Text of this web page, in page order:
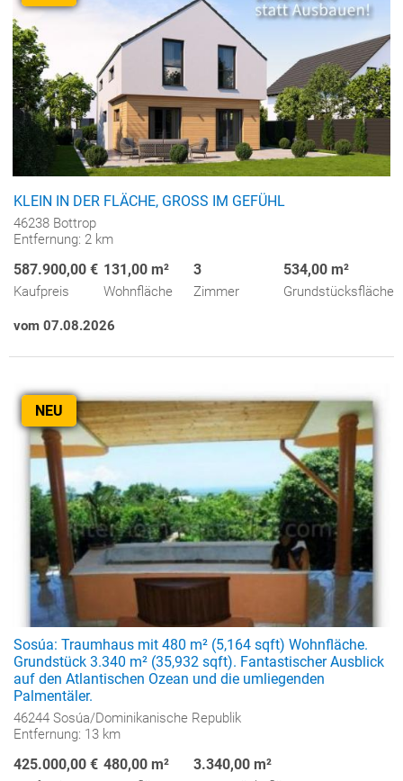
KLEIN IN DER FLÄCHE, GROSS IM GEFÜHL
46238 Bottrop
Entfernung: 2 km
587.900,00 €
Kaufpreis
131,00 m²
Wohnfläche
3
Zimmer
534,00 m²
Grundstücksfläche
vom 07.08.2026
NEU
Sosúa: Traumhaus mit 480 m² (5,164 sqft) Wohnfläche.
Grundstück 3.340 m² (35,932 sqft). Fantastischer Ausblick
auf den Atlantischen Ozean und die umliegenden
Palmentäler.
46244 Sosúa/Dominikanische Republik
Entfernung: 13 km
425.000,00 € 480,00 m² 3.340,00 m²